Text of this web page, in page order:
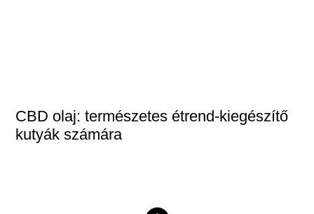
CBD olaj: természetes étrend-kiegészítő
kutyák számára